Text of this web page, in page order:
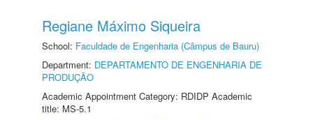
Regiane Máximo Siqueira
School: Faculdade de Engenharia (Câmpus de Bauru)
Department: DEPARTAMENTO DE ENGENHARIA DE
PRODUÇÃO
Academic Appointment Category: RDIDP Academic
title: MS-5.1